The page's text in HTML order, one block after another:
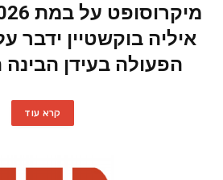
איליה בוקשטיין ידבר
הפעולה בעידן
קרא עוד